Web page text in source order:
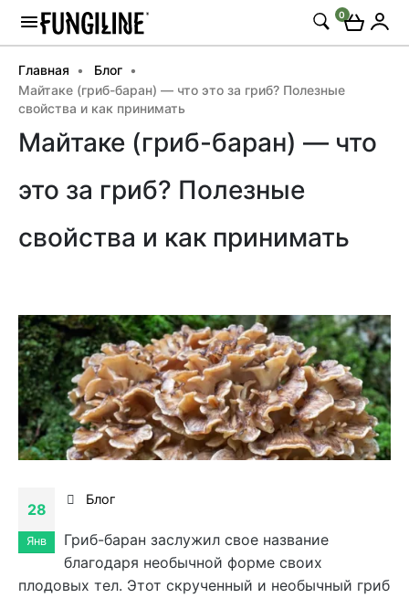
0
Главная
Блог
Майтаке (гриб-баран) — что это за гриб? Полезные
свойства и как принимать
Майтаке (гриб-баран) — что
это за гриб? Полезные
свойства и как принимать
28
Янв
Блог
Гриб-баран заслужил свое название
благодаря необычной форме своих
плодовых тел. Этот скрученный и необычный гриб